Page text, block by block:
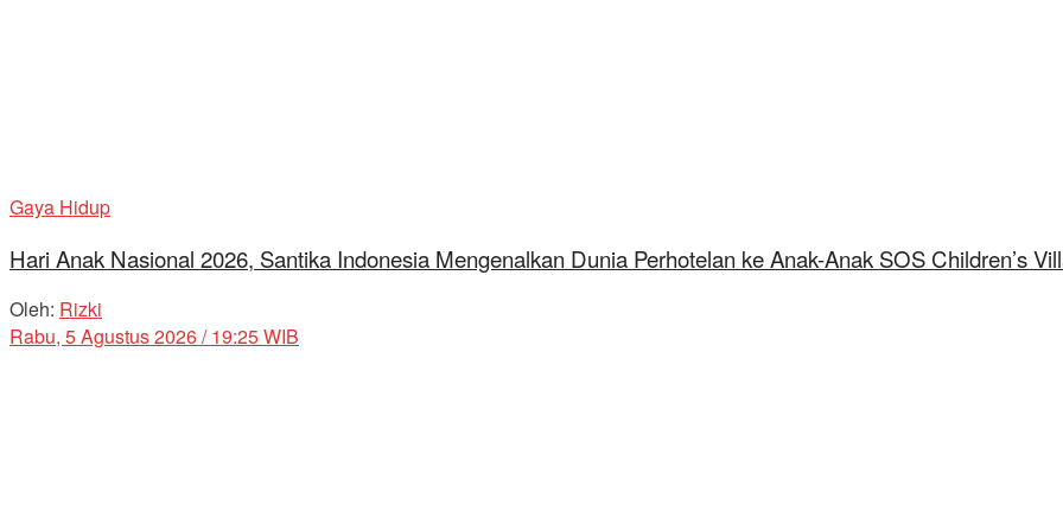
Gaya Hidup
Hari Anak Nasional 2026, Santika Indonesia Mengenalkan Dunia Perhotelan ke Anak-Anak SOS Children’s
Oleh: Rizki
Rabu, 5 Agustus 2026 / 19:25 WIB